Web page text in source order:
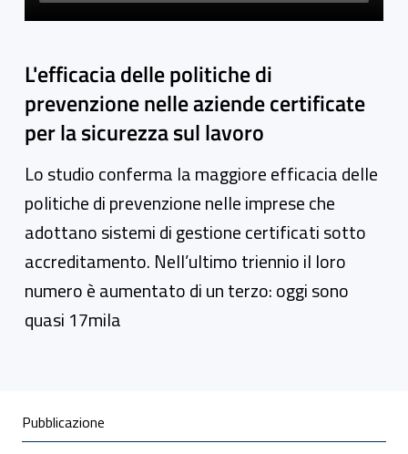
L'efficacia delle politiche di
prevenzione nelle aziende certificate
per la sicurezza sul lavoro
Lo studio conferma la maggiore efficacia delle
politiche di prevenzione nelle imprese che
adottano sistemi di gestione certificati sotto
accreditamento. Nell’ultimo triennio il loro
numero è aumentato di un terzo: oggi sono
quasi 17mila
Condivisione social
Pubblicazione